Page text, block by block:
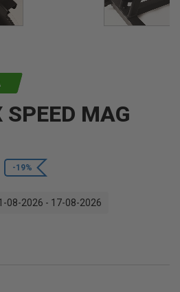
SPEED MAG
-19%
08-2026 - 17-08-2026